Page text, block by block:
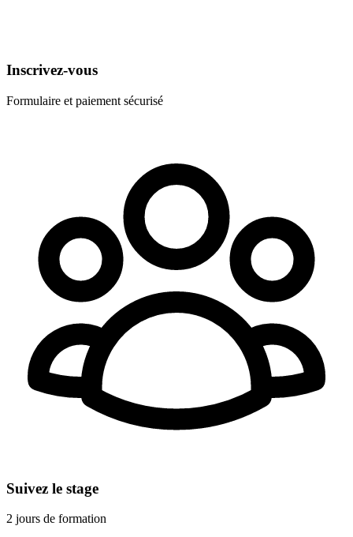
Inscrivez-vous
Formulaire et paiement sécurisé
Suivez le stage
2 jours de formation